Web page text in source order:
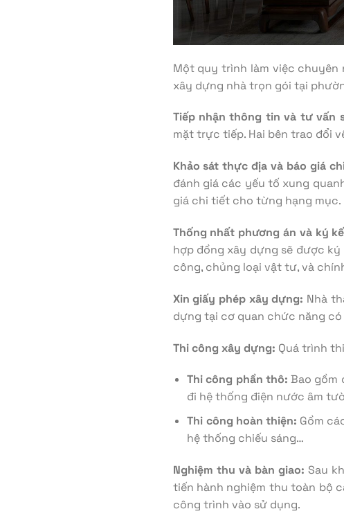
Một quy trình làm việc
xây dựng nhà trọn gói tại
Tiếp nhận thông tin và tư vấn
mặt trực tiếp. Hai bên trao đổi
Khảo sát thực địa và báo giá
đánh giá các yếu tố xung
giá chi tiết cho từng hạng mục.
Thống nhất phương án và ký
hợp đồng xây dựng sẽ được
công, chủng loại vật tư, và
Xin giấy phép xây dựng: Nhà
dựng tại cơ quan chức năng có
Thi công xây dựng: Quá trình
Thi công phần thô: Bao gồm
đi hệ thống điện nước âm
Thi công hoàn thiện: Gồm
hệ thống chiếu sáng…
Nghiệm thu và bàn giao: Sau
tiến hành nghiệm thu toàn bộ
công trình vào sử dụng.